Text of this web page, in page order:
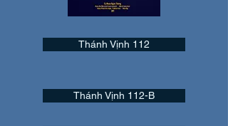
Thánh Vịnh 112
Thánh Vịnh 112-B